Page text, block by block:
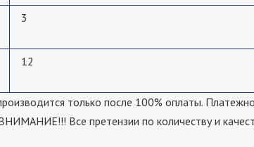
3
12
только после 100% оплаты.
Все претензии по количеству и